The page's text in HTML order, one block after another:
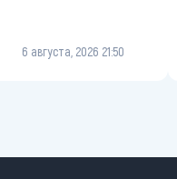
6 августа, 2026 21:50